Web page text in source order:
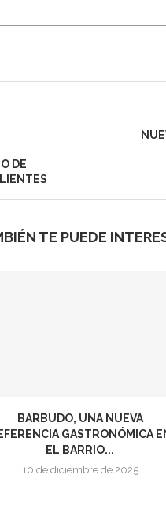
DE
TE PUEDE
BARBUDO, UNA NUEVA
GASTRONÓMICA
EL BARRIO...
10 de diciembre de 2025